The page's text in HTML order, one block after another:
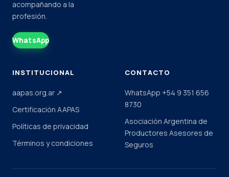
acompañando a la
profesión.
WhatsApp
INSTITUCIONAL
aapas.org.ar ↗
Certificación AAPAS
Políticas de privacidad
Términos y condiciones
CONTACTO
WhatsApp +54 9 351 656
8730
Asociación Argentina de
Productores Asesores de
Seguros